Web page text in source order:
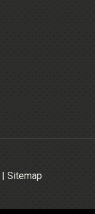
| Sitemap